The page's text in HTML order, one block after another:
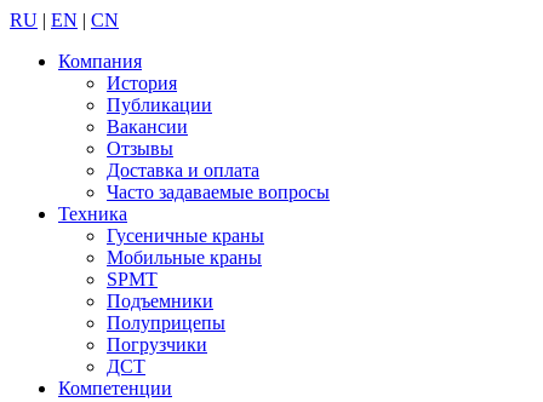
RU | EN | CN
Компания
История
Публикации
Вакансии
Отзывы
Доставка и оплата
Часто задаваемые вопросы
Техника
Гусеничные краны
Мобильные краны
SPMT
Подъемники
Полуприцепы
Погрузчики
ДСТ
Компетенции